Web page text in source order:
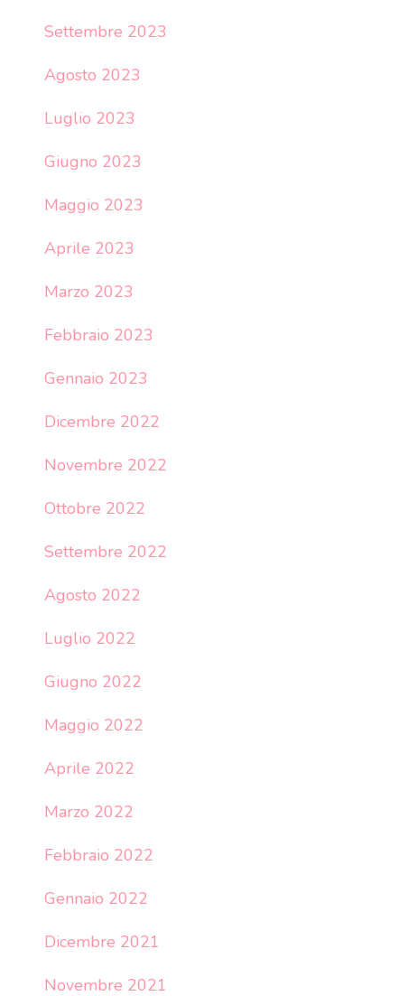
Settembre 2023
Agosto 2023
Luglio 2023
Giugno 2023
Maggio 2023
Aprile 2023
Marzo 2023
Febbraio 2023
Gennaio 2023
Dicembre 2022
Novembre 2022
Ottobre 2022
Settembre 2022
Agosto 2022
Luglio 2022
Giugno 2022
Maggio 2022
Aprile 2022
Marzo 2022
Febbraio 2022
Gennaio 2022
Dicembre 2021
Novembre 2021